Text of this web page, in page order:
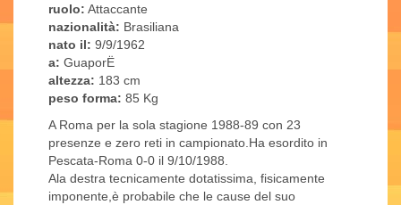
ruolo: Attaccante
nazionalità: Brasiliana
nato il: 9/9/1962
a: GuaporË
altezza: 183 cm
peso forma: 85 Kg
A Roma per la sola stagione 1988-89 con 23
presenze e zero reti in campionato.Ha esordito in
Pescata-Roma 0-0 il 9/10/1988.
Ala destra tecnicamente dotatissima, fisicamente
imponente,è probabile che le cause del suo